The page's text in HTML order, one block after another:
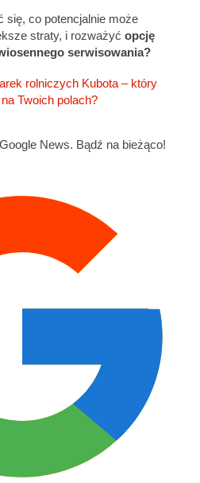
się, co potencjalnie może
straty, i rozważyć opcję
serwisowania?
rolniczych Kubota – który
Twoich polach?
News. Bądź na bieżąco!